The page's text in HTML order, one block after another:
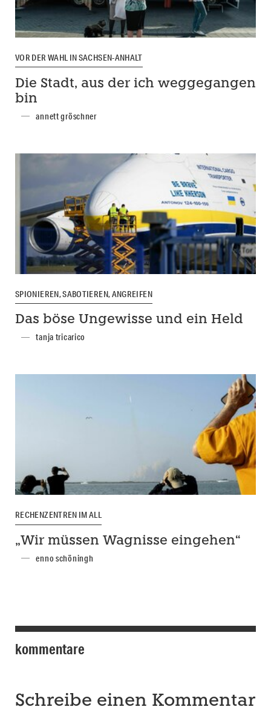
VOR DER WAHL IN SACHSEN-ANHALT
Die Stadt, aus der ich weggegangen
bin
annett gröschner
SPIONIEREN, SABOTIEREN, ANGREIFEN
Das böse Ungewisse und ein Held
tanja tricarico
RECHENZENTREN IM ALL
„Wir müssen Wagnisse eingehen“
enno schöningh
kommentare
Schreibe einen Kommentar